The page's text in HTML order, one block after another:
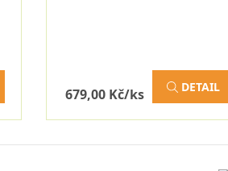
679,00 Kč/ks DETAIL